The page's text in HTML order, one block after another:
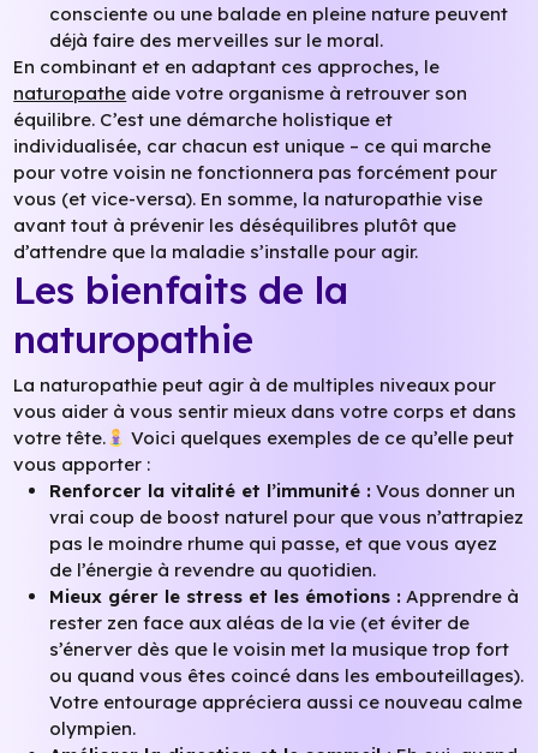
consciente ou une balade en pleine nature peuvent
déjà faire des merveilles sur le moral.
En combinant et en adaptant ces approches, le
naturopathe aide votre organisme à retrouver son
équilibre. C’est une démarche holistique et
individualisée, car chacun est unique – ce qui marche
pour votre voisin ne fonctionnera pas forcément pour
vous (et vice-versa). En somme, la naturopathie vise
avant tout à prévenir les déséquilibres plutôt que
d’attendre que la maladie s’installe pour agir.
Les bienfaits de la
naturopathie
La naturopathie peut agir à de multiples niveaux pour
vous aider à vous sentir mieux dans votre corps et dans
votre tête.
Voici quelques exemples de ce qu’elle peut
vous apporter :
Renforcer la vitalité et l’immunité : Vous donner un
vrai coup de boost naturel pour que vous n’attrapiez
pas le moindre rhume qui passe, et que vous ayez
de l’énergie à revendre au quotidien.
Mieux gérer le stress et les émotions : Apprendre à
rester zen face aux aléas de la vie (et éviter de
s’énerver dès que le voisin met la musique trop fort
ou quand vous êtes coincé dans les embouteillages).
Votre entourage appréciera aussi ce nouveau calme
olympien.